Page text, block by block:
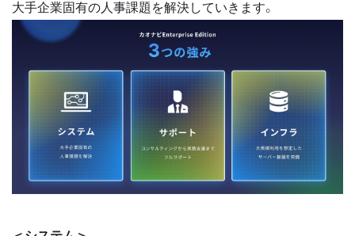
大手企業固有の人事課題を解決していきます。